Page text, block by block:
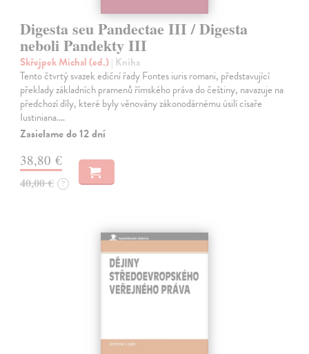
Digesta seu Pandectae III / Digesta
neboli Pandekty III
Skřejpek Michal (ed.)| Kniha
Tento čtvrtý svazek ediční řady Fontes iuris romani, představující
překlady základních pramenů římského práva do češtiny, navazuje na
předchozí díly, které byly věnovány zákonodárnému úsilí císaře
Iustiniana.…
Zasielame do 12 dní
38,80 €
40,00 € ?